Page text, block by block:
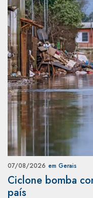
07/08/2026 em Gerais
Ciclone bomba
país